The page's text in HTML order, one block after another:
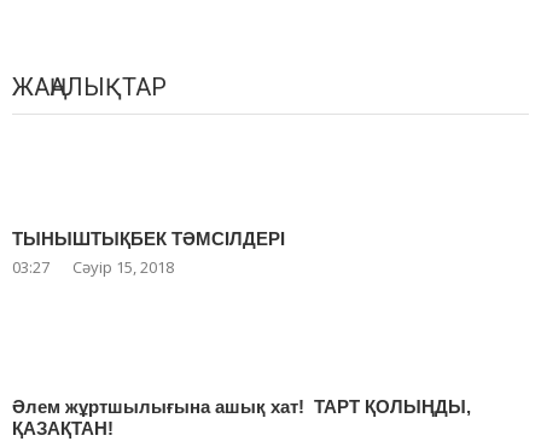
ЖАҢАЛЫҚТАР
ТЫНЫШТЫҚБЕК ТӘМСІЛДЕРІ
03:27 Сәуір 15, 2018
Әлем жұртшылығына ашық хат! ТАРТ ҚОЛЫҢДЫ,
ҚАЗАҚТАН!